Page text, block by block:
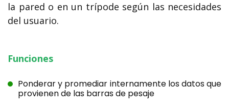
la pared o en un trípode según las necesidades
del usuario.
Funciones
Ponderar y promediar internamente los datos que
provienen de las barras de pesaje